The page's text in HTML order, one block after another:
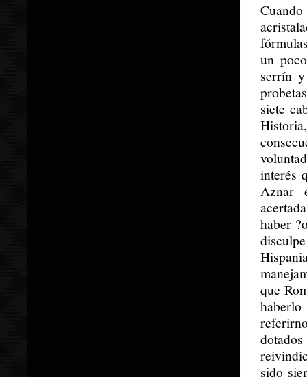
un
serrín
siete
interés
Aznar
haber
que
sido